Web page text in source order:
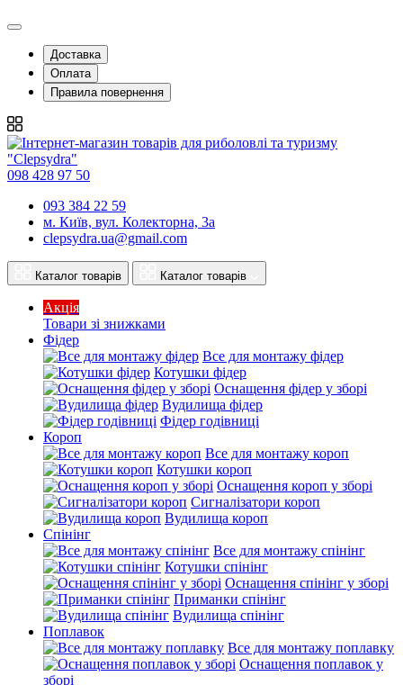
Доставка
Оплата
Правила повернення
098 428 97 50
093 384 22 59
м. Київ, вул. Колекторна, 3а
clepsydra.ua@gmail.com
Каталог товарів Каталог товарів
Акція
Товари зі знижками
Фідер
Все для монтажу фідер
Котушки фідер
Оснащення фідер у зборі
Вудилища фідер
Фідер годівниці
Короп
Все для монтажу короп
Котушки короп
Оснащення короп у зборі
Сигналізатори короп
Вудилища короп
Спінінг
Все для монтажу спінінг
Котушки спінінг
Оснащення спінінг у зборі
Приманки спінінг
Вудилища спінінг
Поплавок
Все для монтажу поплавку
Оснащення поплавок у
зборі